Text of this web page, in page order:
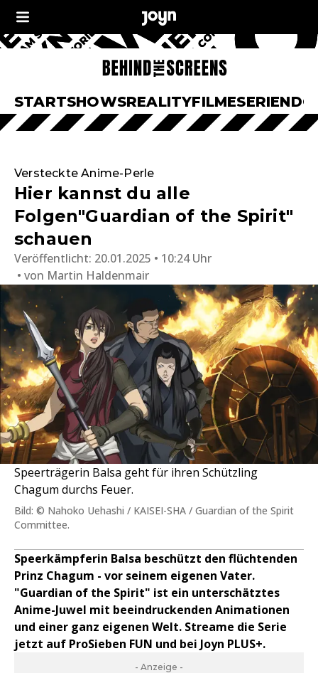
STARTSHOWSREALITYFILMESERIEN
Versteckte Anime-Perle
Hier kannst du alle
Folgen"Guardian of the Spirit"
schauen
Veröffentlicht: 20.01.2025 • 10:24 Uhr
von Martin Haldenmair
Speerträgerin Balsa geht für ihren Schützling
Chagum durchs Feuer.
Bild: © Nahoko Uehashi / KAISEI-SHA / Guardian of the Spirit
Committee.
Speerkämpferin Balsa beschützt den flüchtenden
Prinz Chagum - vor seinem eigenen Vater.
"Guardian of the Spirit" ist ein unterschätztes
Anime-Juwel mit beeindruckenden Animationen
und einer ganz eigenen Welt. Streame die Serie
jetzt auf ProSieben FUN und bei Joyn PLUS+.
- Anzeige -